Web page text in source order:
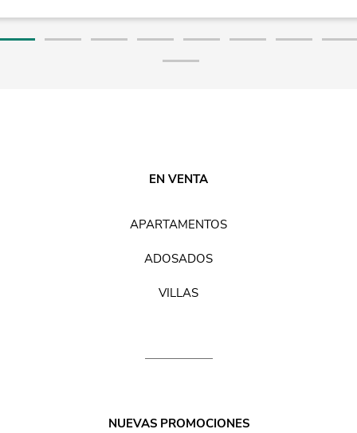
EN VENTA
APARTAMENTOS
ADOSADOS
VILLAS
NUEVAS PROMOCIONES